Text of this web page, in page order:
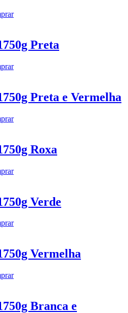
Preta
Preta e Vermelha
Roxa
Verde
Vermelha
Branca e